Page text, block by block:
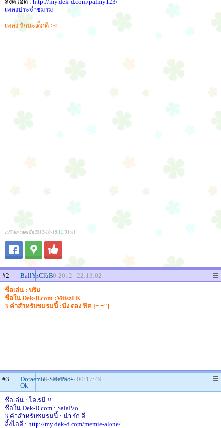
ลิ้งค์ไอดี : http://my.dek-d.com/palmy123/
เพลงประจำชมรม
เพลง รักนะเด็กดี ><
แก้ไขล่าสุดเมื่อ 2012-10-18 11:31:41
#2 BallYzCluB17-10-2012 - 22:13:02
ชื่อเล่น : บริม
ชื่อใน Dek-D.com :MiiszLK
3 คำสำหรับชมรมนี้ :นั่ง ดอง ฟิค [= ="]
#3
Doraemie_SalaPao-
Ok
18-10-2012 - 00:17:49
ชื่อเล่น : โดเรมี่ !!
ชื่อใน Dek-D.com : SalaPao
3 คำสำหรับชมรมนี้ : น่า รัก ดี
ลิ้งไอดี : http://my.dek-d.com/memie-alone/